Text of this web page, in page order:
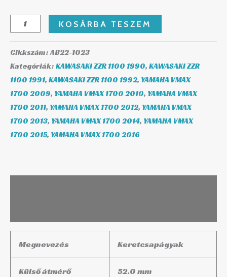
KOSÁRBA TESZEM
Cikkszám:AB22-1023
Kategóriák: KAWASAKI ZZR 1100 1990, KAWASAKI ZZR
1100 1991, KAWASAKI ZZR 1100 1992, YAMAHA VMAX
1700 2009, YAMAHA VMAX 1700 2010, YAMAHA VMAX
1700 2011, YAMAHA VMAX 1700 2012, YAMAHA VMAX
1700 2013, YAMAHA VMAX 1700 2014, YAMAHA VMAX
1700 2015, YAMAHA VMAX 1700 2016
Megnevezés Keretcsapágyak
Külső átmérő 52.0 mm